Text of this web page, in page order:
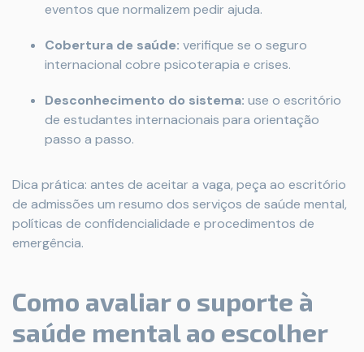
eventos que normalizem pedir ajuda.
Cobertura de saúde: verifique se o seguro
internacional cobre psicoterapia e crises.
Desconhecimento do sistema: use o escritório
de estudantes internacionais para orientação
passo a passo.
Dica prática: antes de aceitar a vaga, peça ao escritório
de admissões um resumo dos serviços de saúde mental,
políticas de confidencialidade e procedimentos de
emergência.
Como avaliar o suporte à
saúde mental ao escolher